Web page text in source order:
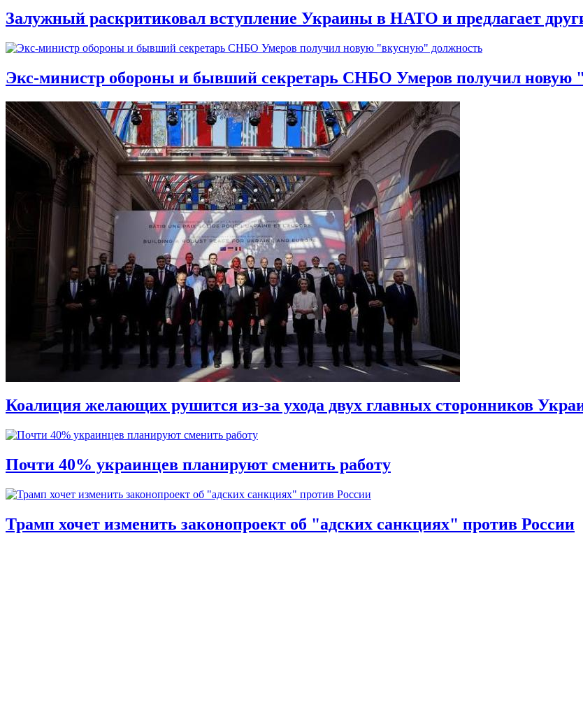
Залужный раскритиковал вступление Украины в НАТО и предлагает
Экс-министр обороны и бывший секретарь СНБО Умеров получил новую
Коалиция желающих рушится из-за ухода двух главных сторонников
Почти 40% украинцев планируют сменить работу
Трамп хочет изменить законопроект об "адских санкциях" против России